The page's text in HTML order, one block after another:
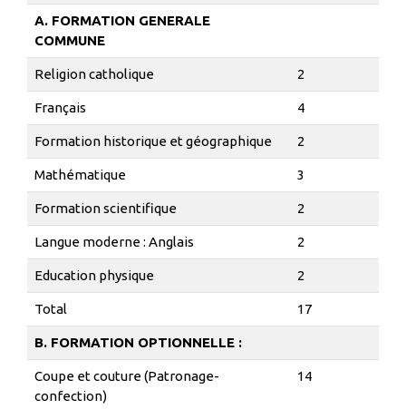
A. FORMATION GENERALE
COMMUNE
Religion catholique 2
Français 4
Formation historique et géographique 2
Mathématique 3
Formation scientifique 2
Langue moderne : Anglais 2
Education physique 2
Total 17
B. FORMATION OPTIONNELLE :
Coupe et couture (Patronage-
confection)
14